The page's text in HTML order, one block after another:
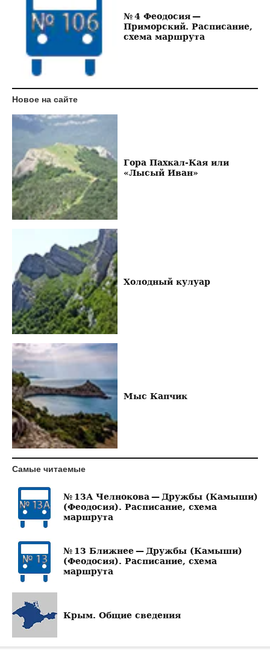
№ 4 Феодосия —
Приморский. Расписание,
схема маршрута
Новое на сайте
Гора Пахкал-Кая или
«Лысый Иван»
Холодный кулуар
Мыс Капчик
Самые читаемые
№ 13А Челнокова — Дружбы (Камыши)
(Феодосия). Расписание, схема
маршрута
№ 13 Ближнее — Дружбы (Камыши)
(Феодосия). Расписание, схема
маршрута
Крым. Общие сведения